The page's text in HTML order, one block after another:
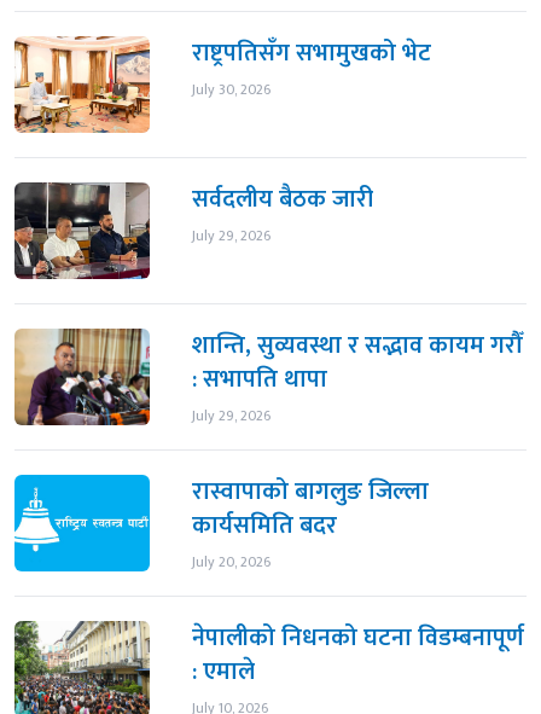
राष्ट्रपतिसँग सभामुखको भेट
July 30, 2026
सर्वदलीय बैठक जारी
July 29, 2026
शान्ति, सुव्यवस्था र सद्भाव कायम गरौँ
: सभापति थापा
July 29, 2026
रास्वापाको बागलुङ जिल्ला
कार्यसमिति बदर
July 20, 2026
नेपालीको निधनको घटना विडम्बनापूर्ण
: एमाले
July 10, 2026